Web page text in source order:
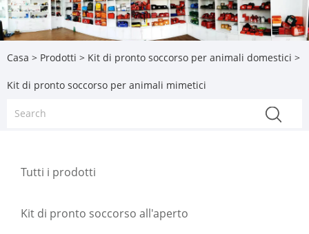
Casa > Prodotti > Kit di pronto soccorso per animali domestici >
Kit di pronto soccorso per animali mimetici
Tutti i prodotti
Kit di pronto soccorso all'aperto